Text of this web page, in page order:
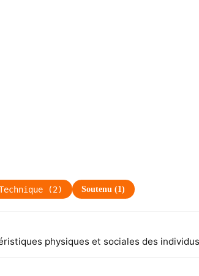
(2) Soutenu (1)
physiques et sociales des